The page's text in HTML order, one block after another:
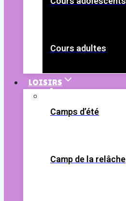
Cours adultes
LOISIRS
Camps d’été
Camp de la relâche